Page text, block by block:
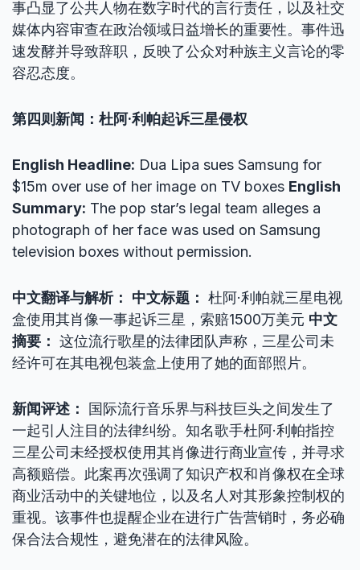
事凸显了公共人物在数字时代的言行责任，以及社交
媒体内容审查在政治领域日益增长的重要性。事件迅
速发酵并导致辞职，反映了公众对种族主义言论的零
容忍态度。
第四则新闻：杜阿·利帕起诉三星侵权
English Headline: Dua Lipa sues Samsung for
$15m over use of her image on TV boxes English
Summary: The pop star’s legal team alleges a
photograph of her face was used on Samsung
television boxes without permission.
中文翻译与解析： 中文标题： 杜阿·利帕就三星电视
盒使用其肖像一事起诉三星，索赔1500万美元 中文
摘要： 这位流行歌星的法律团队声称，三星公司未
经许可在其电视包装盒上使用了她的面部照片。
新闻评述：
国际流行音乐界与科技巨头之间发生了
一起引人注目的法律纠纷。知名歌手杜阿·利帕指控
三星公司未经授权使用其肖像进行商业宣传，并寻求
高额赔偿。此案再次强调了知识产权和肖像权在全球
商业活动中的关键地位，以及名人对其形象控制权的
重视。该事件也提醒企业在进行广告营销时，务必确
保合法合规性，避免潜在的法律风险。